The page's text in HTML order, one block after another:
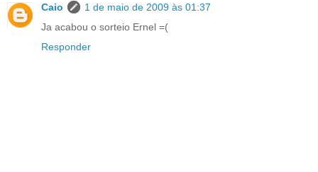
Caio
1 de maio de 2009 às 01:37
Ja acabou o sorteio Ernel =(
Responder